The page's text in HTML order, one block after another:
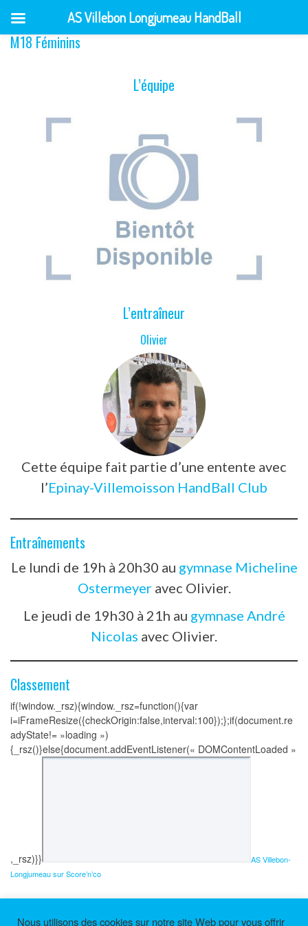
SkipM18 Féminins
L’équipe
L’entraîneur
Olivier
Cette équipe fait partie d’une entente avec
l’Epinay-Villemoisson HandBall Club
Entraînements
Le lundi de 19h à 20h30 au gymnase Micheline
Ostermeyeravec Olivier.
Le jeudi de 19h30 à 21h au gymnase André
Nicolas avec Olivier.
Classement
if(!window._rsz){window._rsz=function(){var
i=iFrameResize({checkOrigin:false,interval:100});};if(document.re
adyState!= »loading »)
{_rsz()}else{document.addEventListener(« DOMContentLoaded »
,_rsz)}}
AS Villebon-
Longjumeau sur Score’n’co
Nous utilisons des cookies sur notre site Web pour vous offrir
AS Villebon Longjumeau HandBall